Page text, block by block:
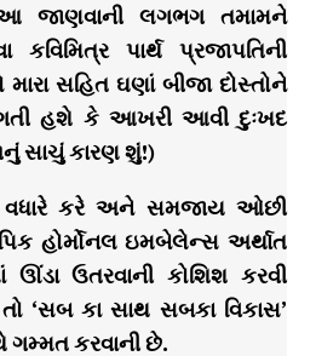
જાણવાની લગભગ તમામને
પાર્થ પ્રજાપતિની
સહિત ઘણાં બીજા દોસ્તોને
હશે કે આખરી આવી દુઃખદ
સાચું કારણ શું!)
કરે અને સમજાય ઓછી
હોર્મોનલ ઇમબેલેન્સ અર્થાત
ઊંડા ઉતરવાની કોશિશ કરવી
‘સબ કા સાથ સબકા વિકાસ’
કરવાની છે.